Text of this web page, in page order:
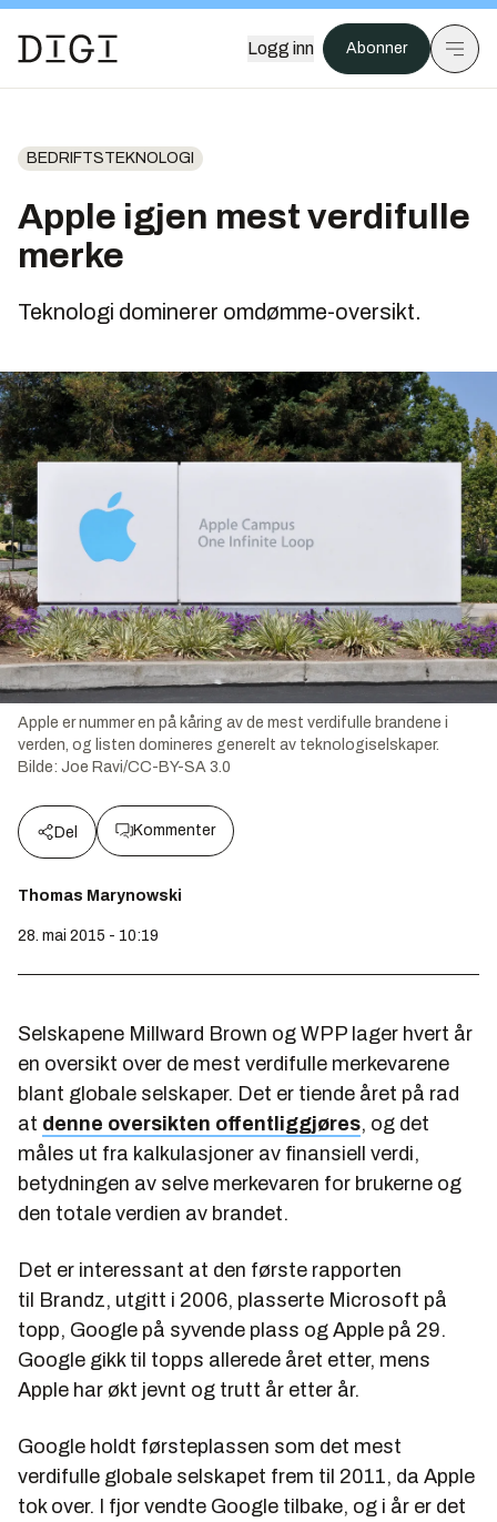
Logg inn Abonner
BEDRIFTSTEKNOLOGI
Apple igjen mest verdifulle
merke
Teknologi dominerer omdømme-oversikt.
Apple er nummer en på kåring av de mest verdifulle brandene i
verden, og listen domineres generelt av teknologiselskaper.
Bilde: Joe Ravi/CC-BY-SA 3.0
Del Kommenter
Thomas Marynowski
28. mai 2015 - 10:19
Selskapene Millward Brown og WPP lager hvert år
en oversikt over de mest verdifulle merkevarene
blant globale selskaper. Det er tiende året på rad
at denne oversikten offentliggjøres, og det
måles ut fra kalkulasjoner av finansiell verdi,
betydningen av selve merkevaren for brukerne og
den totale verdien av brandet.
Det er interessant at den første rapporten
til Brandz, utgitt i 2006, plasserte Microsoft på
topp, Google på syvende plass og Apple på 29.
Google gikk til topps allerede året etter, mens
Apple har økt jevnt og trutt år etter år.
Google holdt førsteplassen som det mest
verdifulle globale selskapet frem til 2011, da Apple
tok over. I fjor vendte Google tilbake, og i år er det